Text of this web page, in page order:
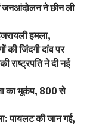
जनआंदोलन ने छीन ली
हमला,
की जिंदगी दांव पर
राष्ट्रपति ने दी नई
का भूकंप, 800 से
पायलट की जान गई,